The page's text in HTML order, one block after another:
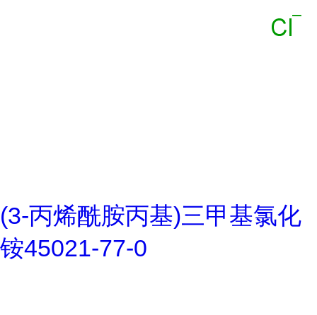
(3-丙烯酰胺丙基)三甲基氯化
铵45021-77-0